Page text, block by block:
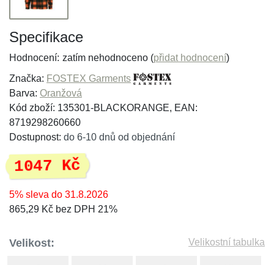
Specifikace
Hodnocení: zatím nehodnoceno (přidat hodnocení)
Značka: FOSTEX Garments
Barva: Oranžová
Kód zboží: 135301-BLACKORANGE, EAN:
8719298260660
Dostupnost: do 6-10 dnů od objednání
1047 Kč
5% sleva do 31.8.2026
865,29 Kč bez DPH 21%
Velikost: Velikostní tabulka